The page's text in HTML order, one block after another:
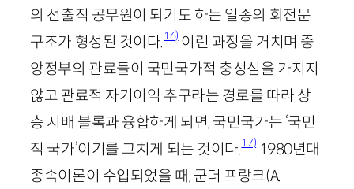
의 선출직 공무원이 되기도 하는 일종의 회전문
구조가 형성된 것이다. 16)이런 과정을 거치며 중
앙정부의 관료들이 국민국가적 충성심을 가지지
않고 관료적 자기이익 추구라는 경로를 따라 상
층 지배 블록과 융합하게 되면, 국민국가는 ‘국민
적 국가’이기를 그치게 되는 것이다.17) 1980년대
종속이론이 수입되었을 때, 군더 프랑크(A.